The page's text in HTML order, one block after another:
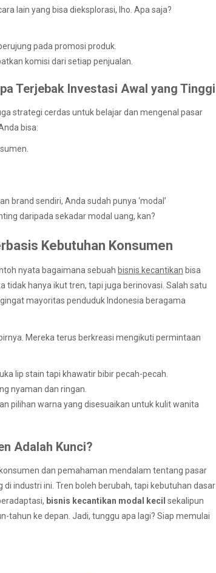
lain yang bisa dieksplorasi, lho. Apa saja?
pada promosi produk.
komisi dari setiap penjualan.
Terjebak Investasi Awal yang Tinggi
strategi cerdas untuk belajar dan mengenal pasar
bisa:
brand sendiri, Anda sudah punya ‘modal’
daripada sekadar modal uang, kan?
Kebutuhan Konsumen
nyata bagaimana sebuah bisnis kecantikan bisa
hanya ikut tren, tapi juga berinovasi. Salah satu
mayoritas penduduk Indonesia beragama
Mereka terus berkreasi mengikuti permintaan
lip stain tapi khawatir bibir pecah-pecah.
nyaman dan ringan.
pilihan warna yang disesuaikan untuk kulit wanita
Adalah Kunci?
dan pemahaman mendalam tentang pasar
industri ini. Tren boleh berubah, tapi kebutuhan dasar
bisnis kecantikan modal kecil sekalipun
tahun ke depan. Jadi, tunggu apa lagi? Siap memulai